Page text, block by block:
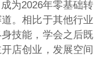
为2026年零基础转
。相比于其他行业
技能，学会之后既
店创业，发展空间